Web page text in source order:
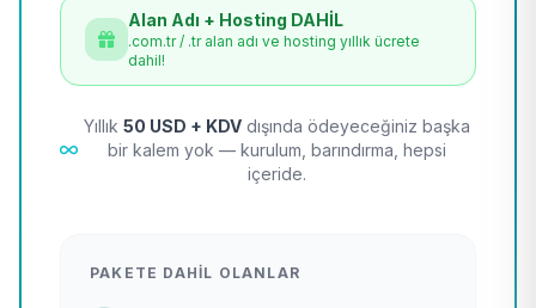
Alan Adı + Hosting DAHİL
.com.tr / .tr alan adı ve hosting yıllık ücrete
dahil!
Yıllık 50 USD + KDV dışında ödeyeceğiniz başka
bir kalem yok — kurulum, barındırma, hepsi
içeride.
PAKETE DAHIL OLANLAR